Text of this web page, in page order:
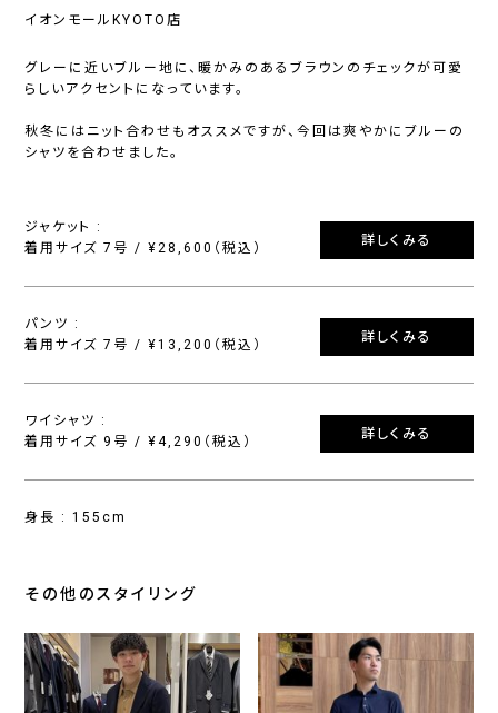
イオンモールKYOTO店
グレーに近いブルー地に、暖かみのあるブラウンのチェックが可愛
らしいアクセントになっています。
秋冬にはニット合わせもオススメですが、今回は爽やかにブルーの
シャツを合わせました。
ジャケット :
着用サイズ 7号 / ¥28,600（税込）
詳しくみる
パンツ :
着用サイズ 7号 / ¥13,200（税込）
詳しくみる
ワイシャツ :
着用サイズ 9号 / ¥4,290（税込）
詳しくみる
身長 : 155cm
その他のスタイリング